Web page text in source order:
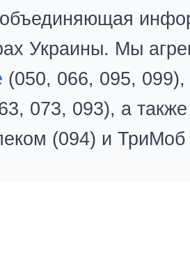
Украины. Мы
(050, 066, 095, 099),
073, 093), а
(094) и ТриМоб